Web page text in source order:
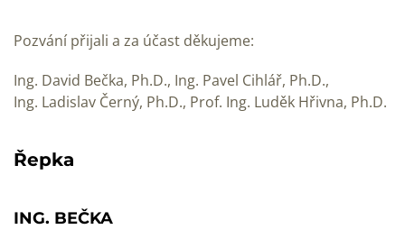
Pozvání přijali a za účast děkujeme:
Ing. David Bečka, Ph.D., Ing. Pavel Cihlář, Ph.D.,
Ing. Ladislav Černý, Ph.D., Prof. Ing. Luděk Hřivna, Ph.D.
Řepka
ING. BEČKA